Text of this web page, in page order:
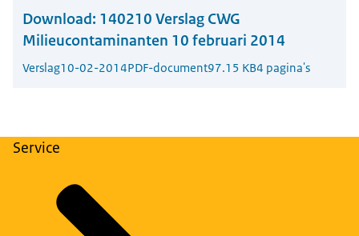
Download: 140210 Verslag CWG
Milieucontaminanten 10 februari 2014
Verslag10-02-2014PDF-document97.15 KB4 pagina's
Service